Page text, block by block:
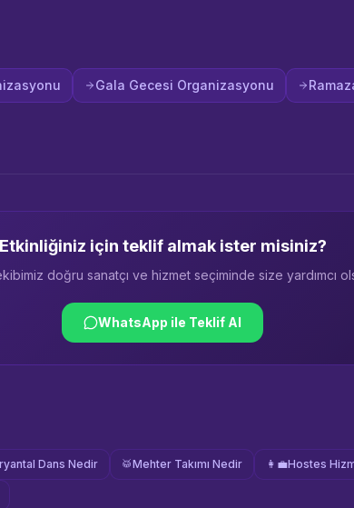
Gala Gecesi Organizasyonu
Etkinliğiniz için teklif almak ister misiniz?
doğru sanatçı ve hizmet seçiminde size yardımcı
WhatsApp ile Teklif Al
Dans Nedir 🥁Mehter Takımı Nedir 👩‍💼Hostes